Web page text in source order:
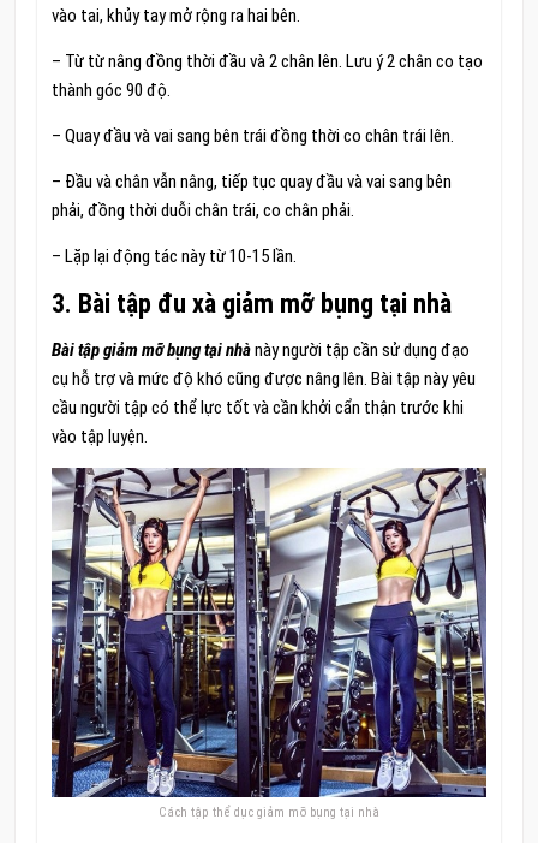
vào tai, khủy tay mở rộng ra hai bên.
– Từ từ nâng đồng thời đầu và 2 chân lên. Lưu ý 2 chân co tạo
thành góc 90 độ.
– Quay đầu và vai sang bên trái đồng thời co chân trái lên.
– Đầu và chân vẫn nâng, tiếp tục quay đầu và vai sang bên
phải, đồng thời duỗi chân trái, co chân phải.
– Lặp lại động tác này từ 10-15 lần.
3. Bài tập đu xà giảm mỡ bụng tại nhà
Bài tập giảm mỡ bụng tại nhànày người tập cần sử dụng đạo
cụ hỗ trợ và mức độ khó cũng được nâng lên. Bài tập này yêu
cầu người tập có thể lực tốt và cần khởi cẩn thận trước khi
vào tập luyện.
Cách tập thể dục giảm mỡ bụng tại nhà